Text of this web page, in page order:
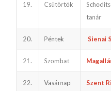
19. Csütörtök
tanár
20. Péntek Sienai
21. Szombat
22. Vasárnap Szent